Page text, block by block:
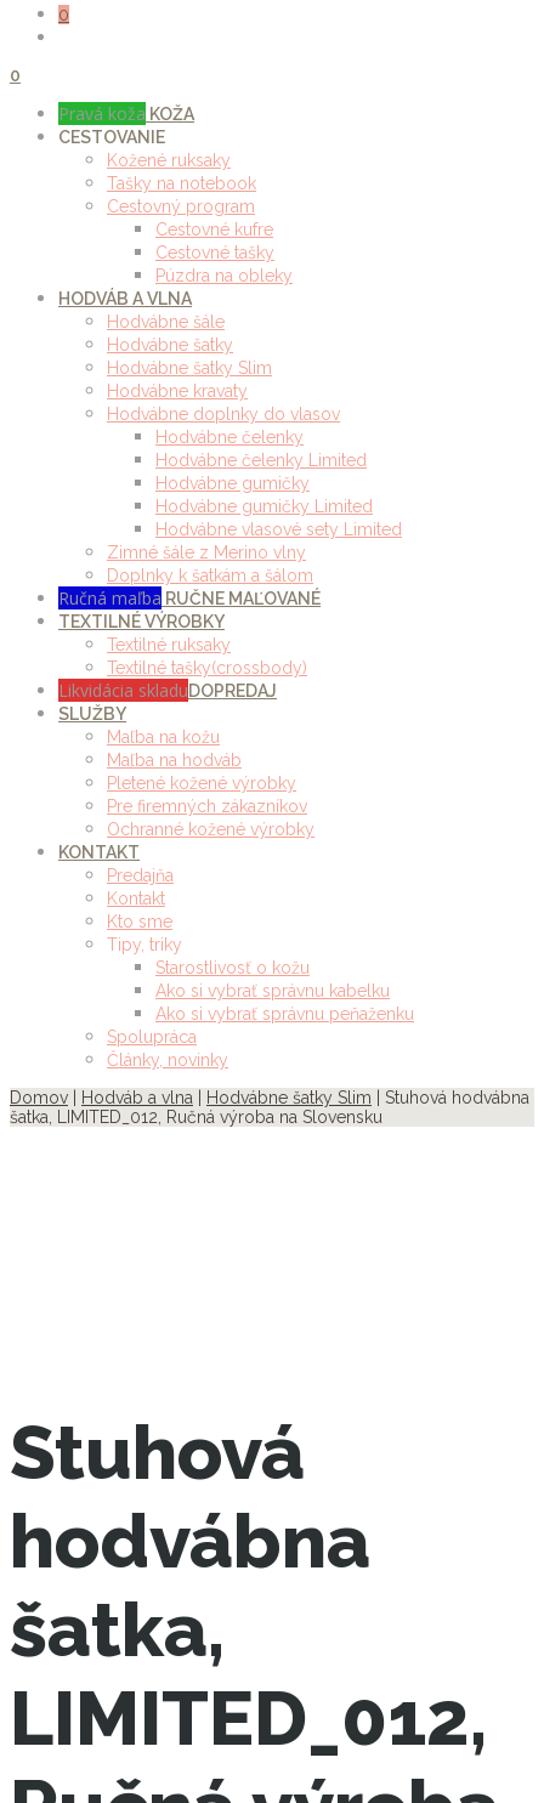
0
0
Pravá koža KOŽA
CESTOVANIE
Kožené ruksaky
Tašky na notebook
Cestovný program
Cestovné kufre
Cestovné tašky
Púzdra na obleky
HODVÁB A VLNA
Hodvábne šále
Hodvábne šatky
Hodvábne šatky Slim
Hodvábne kravaty
Hodvábne doplnky do vlasov
Hodvábne čelenky
Hodvábne čelenky Limited
Hodvábne gumičky
Hodvábne gumičky Limited
Hodvábne vlasové sety Limited
Zimné šále z Merino vlny
Doplnky k šatkám a šálom
Ručná maľba RUČNE MAĽOVANÉ
TEXTILNÉ VÝROBKY
Textilné ruksaky
Textilné tašky(crossbody)
Likvidácia skladuDOPREDAJ
SLUŽBY
Maľba na kožu
Maľba na hodváb
Pletené kožené výrobky
Pre firemných zákazníkov
Ochranné kožené výrobky
KONTAKT
Predajňa
Kontakt
Kto sme
Tipy, triky
Starostlivosť o kožu
Ako si vybrať správnu kabelku
Ako si vybrať správnu peňaženku
Spolupráca
Články, novinky
Domov
Hodváb a vlna Hodvábne šatky Slim | Stuhová hodvábna
šatka, LIMITED_012, Ručná výroba na Slovensku
Stuhová
hodvábna
šatka,
LIMITED_012,